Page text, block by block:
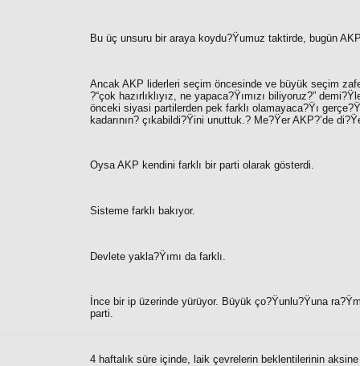
Bu üç unsuru bir araya koydu?Ÿumuz taktirde, bugün
Ancak AKP liderleri seçim öncesinde ve büyük seçim
?“çok hazırlıklıyız, ne yapaca?Ÿımızı biliyoruz?”
önceki siyasi partilerden pek farklı olamayaca?Ÿı
kadarının? çıkabildi?Ÿini unuttuk.? Me?Ÿer AKP?’de
Oysa AKP kendini farklı bir parti olarak gösterdi.
Sisteme farklı bakıyor.
Devlete yakla?Ÿımı da farklı.
İnce bir ip üzerinde yürüyor. Büyük ço?Ÿunlu?Ÿuna
parti.
4 haftalık süre içinde, laik çevrelerin beklentilerinin